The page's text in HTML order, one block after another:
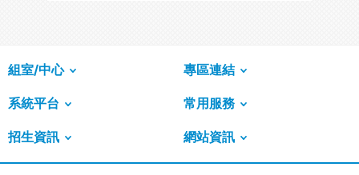
組室/中心 專區連結
系統平台 常用服務
招生資訊 網站資訊